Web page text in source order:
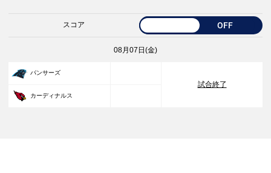
スコア OFF
08月07日(金)
パンサーズ
試合終了
カーディナルス